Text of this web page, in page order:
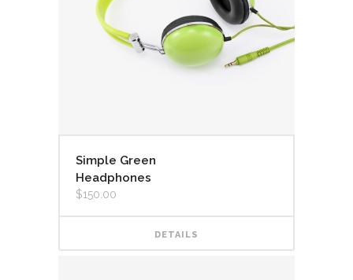
Simple Green
Headphones
$150.00
DETAILS